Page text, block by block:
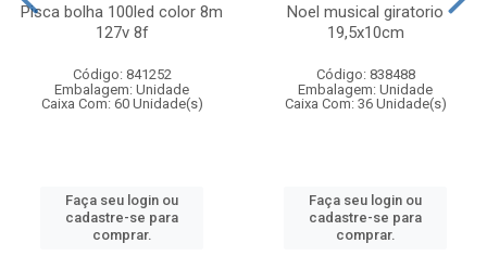
Pisca bolha 100led color 8m
127v 8f
Código: 841252
Embalagem: Unidade
Caixa Com: 60 Unidade(s)
Faça seu login ou
cadastre-se para
comprar.
Noel musical giratorio
19,5x10cm
Código: 838488
Embalagem: Unidade
Caixa Com: 36 Unidade(s)
Faça seu login ou
cadastre-se para
comprar.